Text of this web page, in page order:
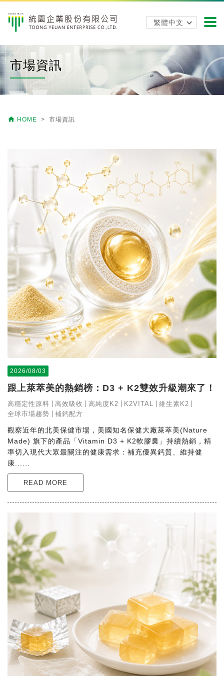
市場資訊
 HOME > 市場資訊
2026/08/03
跟上萊萃美的熱銷榜：D3 + K2雙效升級潮來了！
高穩定性原料 高效吸收 高純度K2 K2VITAL
維生素K2
全球市場趨勢
補鈣配方
觀察近年的北美保健市場，美國知名保健大廠萊萃美(Nature
Made) 旗下的產品「Vitamin D3 + K2軟膠囊」持續熱銷，精
準切入現代大眾最關注的健康需求：補充優異鈣質、維持健
康......
READ MORE